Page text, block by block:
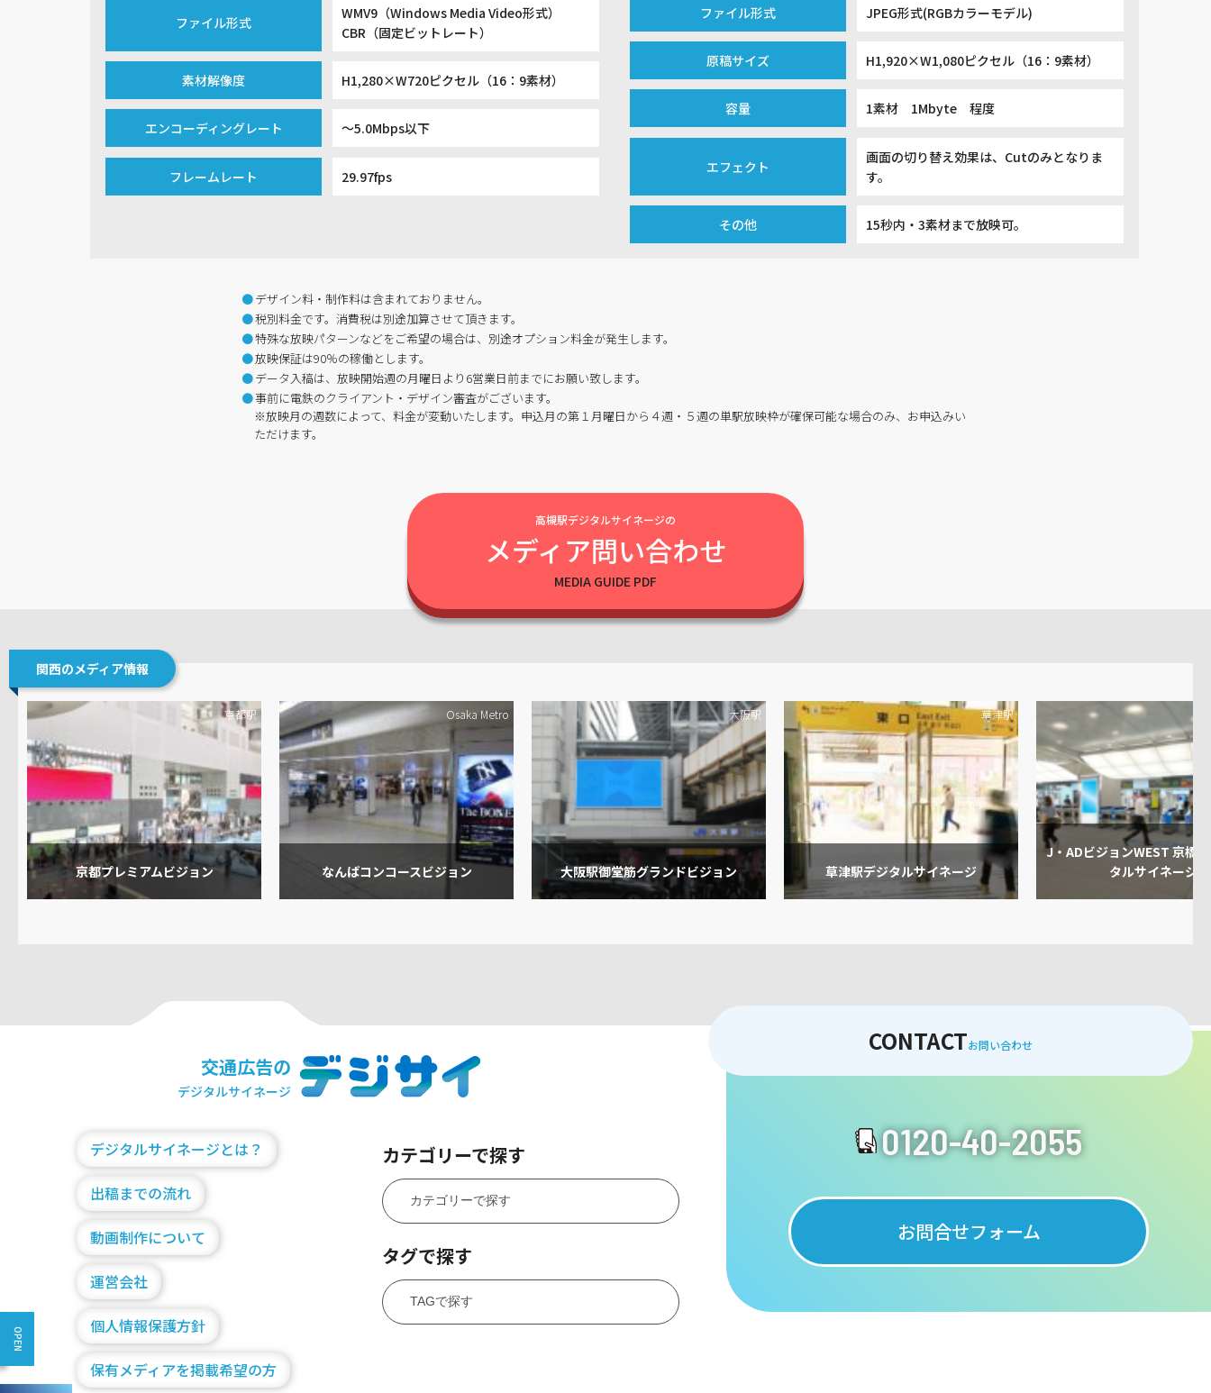
ファイル形式
WMV9（Windows Media Video形式）
CBR（固定ビットレート）
素材解像度 H1,280×W720ピクセル（16：9素材）
エンコーディングレート ～5.0Mbps以下
フレームレート 29.97fps
ファイル形式 JPEG形式(RGBカラーモデル)
原稿サイズ H1,920×W1,080ピクセル（16：9素材）
容量 1素材 1Mbyte 程度
エフェクト
画面の切り替え効果は、Cutのみとなりま
す。
その他 15秒内・3素材まで放映可。
デザイン料・制作料は含まれておりません。
税別料金です。消費税は別途加算させて頂きます。
特殊な放映パターンなどをご希望の場合は、別途オプション料金が発生します。
放映保証は90％の稼働とします。
データ入稿は、放映開始週の月曜日より6営業日前までにお願い致します。
事前に電鉄のクライアント・デザイン審査がございます。
※放映月の週数によって、料金が変動いたします。申込月の第１月曜日から４週・５週の単駅放映枠が確保可能な場合のみ、お申込みい
ただけます。
高槻駅デジタルサイネージの
メディア問い合わせ
関西のメディア情報
京都プレミアムビジョン
京都駅
なんばコンコースビジョン
Osaka Metro
大阪駅御堂筋グランドビジョン
大阪駅
草津駅デジタルサイネージ
草津駅
J・ADビジョンWEST 京橋
タルサイネージ
交通広告の
デジタルサイネージ
デジタルサイネージとは？
出稿までの流れ
動画制作について
運営会社
個人情報保護方針
保有メディアを掲載希望の方
カテゴリーで探す
タグで探す
CONTACTお問い合わせ
0120-40-2055
お問合せフォーム